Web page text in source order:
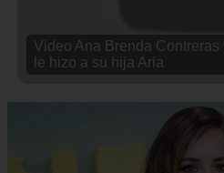
Video Ana Brenda
le hizo a su hija Aria